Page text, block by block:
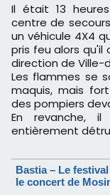
Il était 13 heures ce lundi lorsque les pompiers du
centre de
un véhicule 4X4
pris feu alors qu'il
direction de Ville-
Les flammes se
maquis, mais
des pompiers
En revanche,
entièrement
Bastia – Le
le concert de